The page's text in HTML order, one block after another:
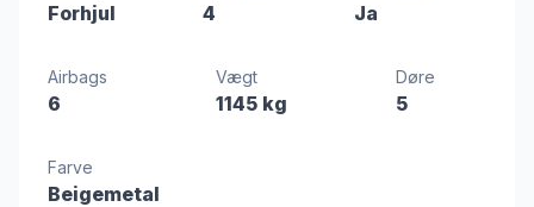
Forhjul 4 Ja
Airbags
6
Vægt
1145 kg
Døre
5
Farve
Beigemetal